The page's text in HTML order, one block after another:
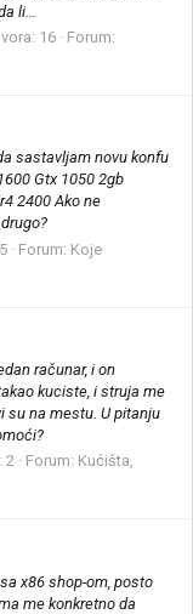
li...
16
Forum:
sastavljam novu konfu
Gtx 1050 2gb
2400 Ako ne
Forum: Koje
računar, i on
kuciste, i struja me
su na mestu. U pitanju
2 Forum: Kućišta,
x86 shop-om, posto
me konkretno da